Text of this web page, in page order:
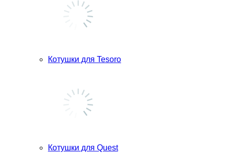
Котушки для Tesoro
Котушки для Quest